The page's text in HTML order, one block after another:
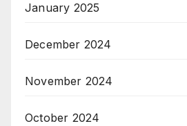
January 2025
December 2024
November 2024
October 2024